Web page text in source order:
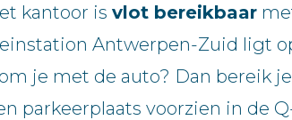
kantoor is vlot bereikbaar
Antwerpen-Zuid ligt
je met de auto? Dan bereik
parkeerplaats voorzien in de